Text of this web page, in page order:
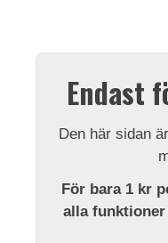
Endast
Den här sidan
För bara 1 kr
alla